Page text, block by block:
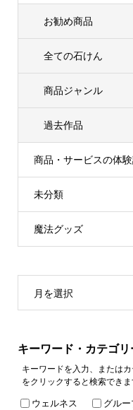
お勧め商品
全ての石けん
商品ジャンル
過去作品
商品・サービスの体
未分類
魔法グッズ
月を選択
キーワード・カテゴ
キーワードを入力、または
をクリックすると検索できま
ウェルネス
グル